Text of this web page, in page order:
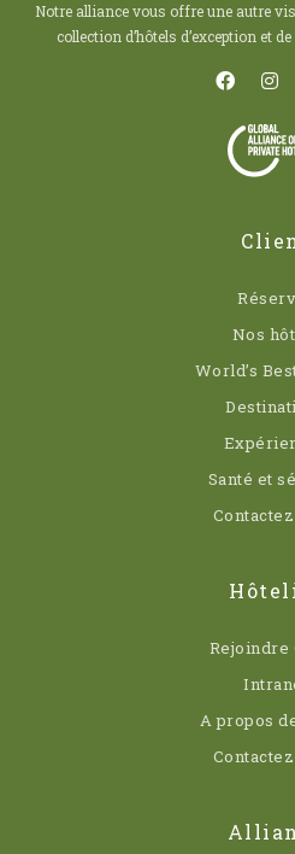
Notre alliance vous offre une autre
collection d’hôtels d’exception et
Nos
World’s
Santé et
Rejoindre
A propos